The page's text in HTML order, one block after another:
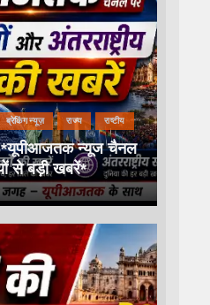
ब्रेकिंग न्यूज़ राज्य राष्टीय
न्यूज चैनल
से बड़ी खबरें*